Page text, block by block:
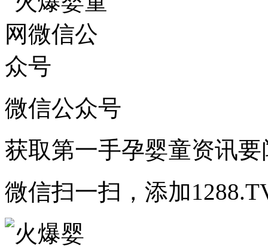
微信公众号
获取第一手孕婴童资讯要
微信扫一扫，添加